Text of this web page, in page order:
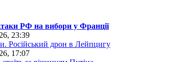
РФ на вибори у Франції
23:39
Російський дрон в Лейпцигу
17:07